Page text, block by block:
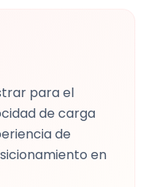
para el
de carga
de
en